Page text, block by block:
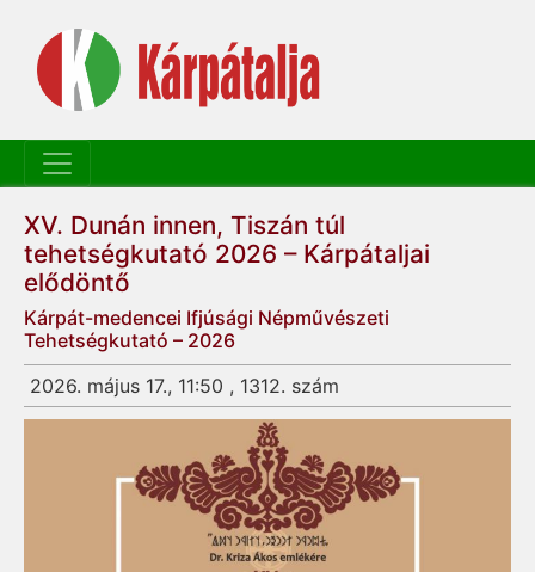
XV. Dunán innen, Tiszán túl
tehetségkutató 2026 – Kárpátaljai
elődöntő
Kárpát-medencei Ifjúsági Népművészeti
Tehetségkutató – 2026
2026. május 17., 11:50 , 1312. szám